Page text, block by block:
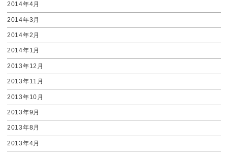
2014年4月
2014年3月
2014年2月
2014年1月
2013年12月
2013年11月
2013年10月
2013年9月
2013年8月
2013年4月